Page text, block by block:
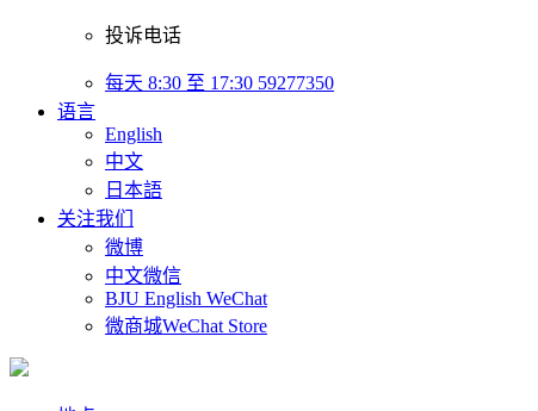
投诉电话
每天 8:30 至 17:30 59277350
语言
English
中文
日本語
关注我们
微博
中文微信
BJU English WeChat
微商城WeChat Store